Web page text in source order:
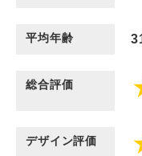
平均年齢
総合評価
デザイン評価